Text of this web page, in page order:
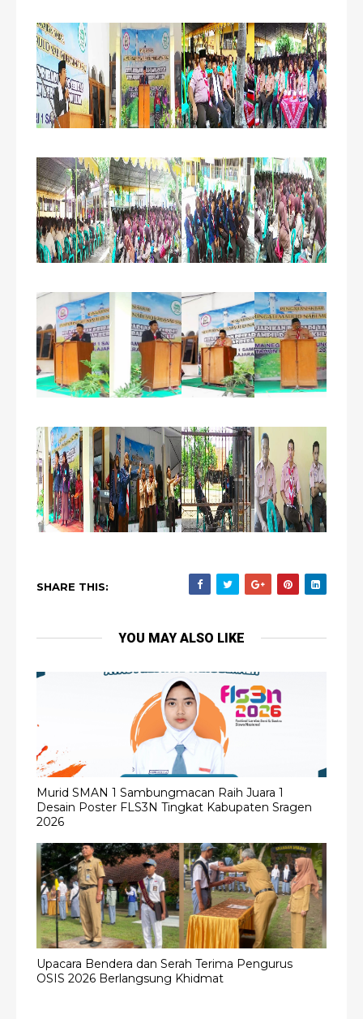
SHARE THIS:
YOU MAY ALSO LIKE
Murid SMAN 1 Sambungmacan Raih Juara 1
Desain Poster FLS3N Tingkat Kabupaten Sragen
2026
Upacara Bendera dan Serah Terima Pengurus
OSIS 2026 Berlangsung Khidmat